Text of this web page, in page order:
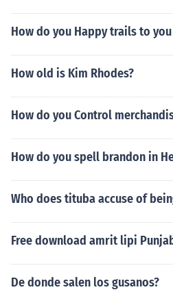
How do you Happy trails to
How old is Kim Rhodes?
How do you Control
How do you spell brandon in
Who does tituba accuse of
Free download amrit lipi
De donde salen los gusanos?